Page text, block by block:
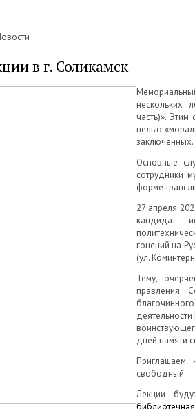
в г. Соликамск
нескольких
часть)».
целью
заключенных.
Основные
сотрудники
форме
27 апреля
кандидат
гонений на
(ул.
Тему,
правления
дней памяти
Приглашаем
свободный.
Лекции